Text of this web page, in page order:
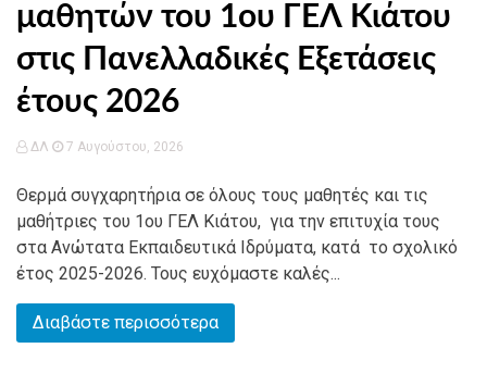
μαθητών του 1ου ΓΕΛ Κιάτου
στις Πανελλαδικές Εξετάσεις
έτους 2026
ΔΛ 7 Αυγούστου, 2026
Θερμά συγχαρητήρια σε όλους τους μαθητές και τις
μαθήτριες του 1ου ΓΕΛ Κιάτου, για την επιτυχία τους
στα Ανώτατα Εκπαιδευτικά Ιδρύματα, κατά το σχολικό
έτος 2025-2026. Τους ευχόμαστε καλές...
Διαβάστε περισσότερα